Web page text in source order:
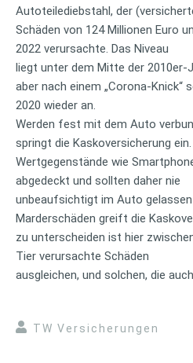
Autoteilediebstahl, der
Schäden von 124 Millionen Euro
2022 verursachte. Das Niveau
liegt unter dem Mitte der 2010er-
aber nach einem „Corona-Knick“
2020 wieder an.
Werden fest mit dem Auto
springt die Kaskoversicherung ein.
Wertgegenstände wie
abgedeckt und sollten daher nie
unbeaufsichtigt im Auto gelassen
Marderschäden greift die
zu unterscheiden ist hier
Tier verursachte Schäden
ausgleichen, und solchen, die
TW Versicherungen